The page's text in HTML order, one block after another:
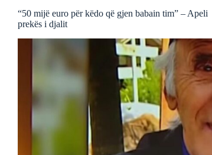
“50 mijë euro për këdo që gjen babain tim” – Apeli
prekës i djalit